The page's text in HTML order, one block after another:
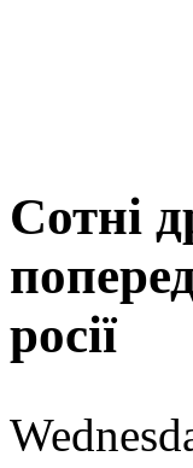
Сотні
росії